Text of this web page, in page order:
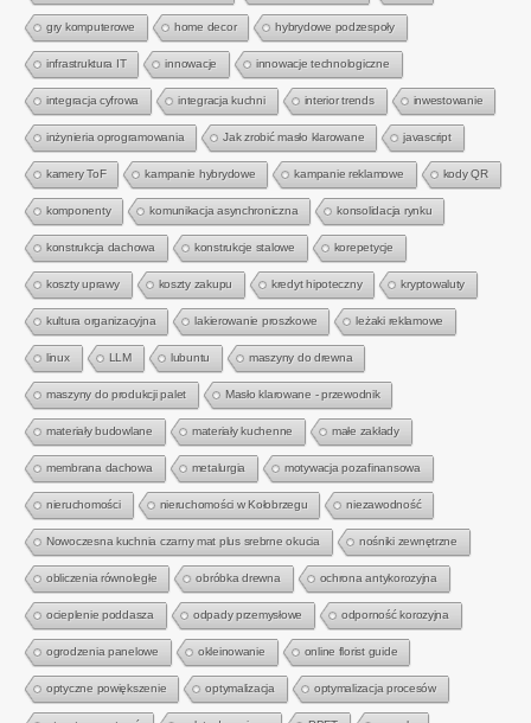
gry komputerowe home decor hybrydowe podzespoły
infrastruktura IT innowacje innowacje technologiczne
integracja cyfrowa integracja kuchni interior trends inwestowanie
inżynieria oprogramowania Jak zrobić masło klarowane javascript
kamery ToF kampanie hybrydowe kampanie reklamowe kody QR
komponenty komunikacja asynchroniczna konsolidacja rynku
konstrukcja dachowa konstrukcje stalowe korepetycje
koszty uprawy koszty zakupu kredyt hipoteczny kryptowaluty
kultura organizacyjna lakierowanie proszkowe leżaki reklamowe
linux LLM lubuntu maszyny do drewna
maszyny do produkcji palet Masło klarowane - przewodnik
materiały budowlane materiały kuchenne małe zakłady
membrana dachowa metalurgia motywacja pozafinansowa
nieruchomości nieruchomości w Kołobrzegu niezawodność
Nowoczesna kuchnia czarny mat plus srebrne okucia nośniki zewnętrzne
obliczenia równoległe obróbka drewna ochrona antykorozyjna
ocieplenie poddasza odpady przemysłowe odporność korozyjna
ogrodzenia panelowe okleinowanie online florist guide
optyczne powiększenie optymalizacja optymalizacja procesów